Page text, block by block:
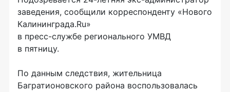
заведения, сообщили корреспонденту «Нового
Калининграда.Ru»
в пресс-службе регионального УМВД
в пятницу.
По данным следствия, жительница
Багратионовского района воспользовалась